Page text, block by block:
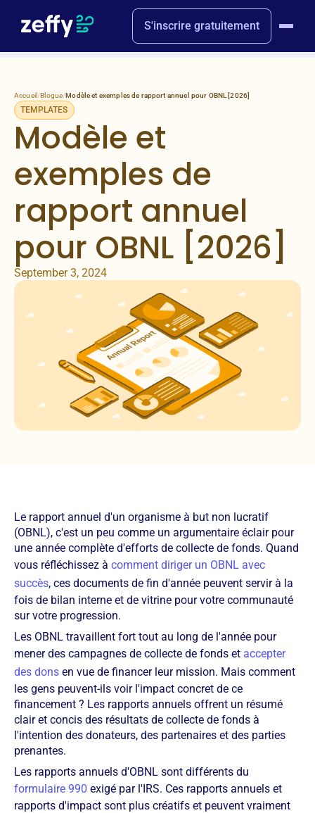
S'inscrire gratuitement
Accueil /Blogue/Modèle et exemples de rapport annuel pour OBNL [2026]
TEMPLATES
Modèle et
exemples de
rapport annuel
pour OBNL [2026]
September 3, 2024
Le rapport annuel d'un organisme à but non lucratif
(OBNL), c'est un peu comme un argumentaire éclair pour
une année complète d'efforts de collecte de fonds. Quand
vous réfléchissez à comment diriger un OBNL avec
succès, ces documents de fin d'année peuvent servir à la
fois de bilan interne et de vitrine pour votre communauté
sur votre progression.
Les OBNL travaillent fort tout au long de l'année pour
mener des campagnes de collecte de fonds et accepter
des dons en vue de financer leur mission. Mais comment
les gens peuvent-ils voir l'impact concret de ce
financement ? Les rapports annuels offrent un résumé
clair et concis des résultats de collecte de fonds à
l'intention des donateurs, des partenaires et des parties
prenantes.
Les rapports annuels d'OBNL sont différents du
formulaire 990 exigé par l'IRS. Ces rapports annuels et
rapports d'impact sont plus créatifs et peuvent vraiment